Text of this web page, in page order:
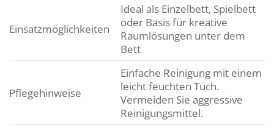
Einsatzmöglichkeiten
Ideal als Einzelbett, Spielbett
oder Basis für kreative
Raumlösungen unter dem
Bett
Pflegehinweise
Einfache Reinigung mit einem
leicht feuchten Tuch.
Vermeiden Sie aggressive
Reinigungsmittel.